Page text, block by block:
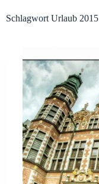
Schlagwort Urlaub 2015